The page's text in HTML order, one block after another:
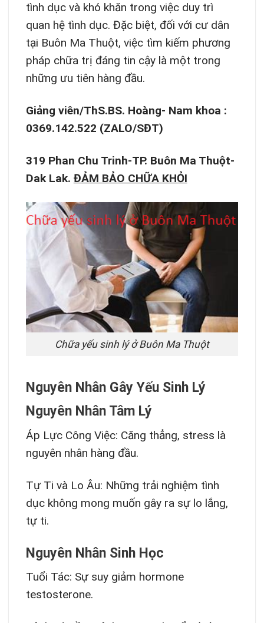
tình dục và khó khăn trong việc duy trì
quan hệ tình dục. Đặc biệt, đối với cư dân
tại Buôn Ma Thuột, việc tìm kiếm phương
pháp chữa trị đáng tin cậy là một trong
những ưu tiên hàng đầu.
Giảng viên/ThS.BS. Hoàng- Nam khoa :
0369.142.522 (ZALO/SĐT)
319 Phan Chu Trinh-TP. Buôn Ma Thuột-
Dak Lak. ĐẢM BẢO CHỮA KHỎI
Chữa yếu sinh lý ở Buôn Ma Thuột
Nguyên Nhân Gây Yếu Sinh Lý
Nguyên Nhân Tâm Lý
Áp Lực Công Việc: Căng thẳng, stress là
nguyên nhân hàng đầu.
Tự Ti và Lo Âu: Những trải nghiệm tình
dục không mong muốn gây ra sự lo lắng,
tự ti.
Nguyên Nhân Sinh Học
Tuổi Tác: Sự suy giảm hormone
testosterone.